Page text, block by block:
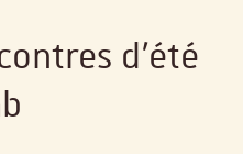
d'été